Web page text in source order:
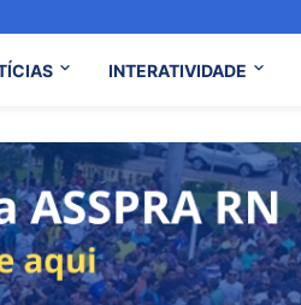
INTERATIVIDADE